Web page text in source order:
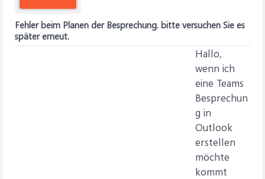
Fehler beim Planen der Besprechung. bitte versuchen Sie es
später erneut.
Hallo,
wenn ich
eine Teams
Besprechun
g in
Outlook
erstellen
möchte
kommt